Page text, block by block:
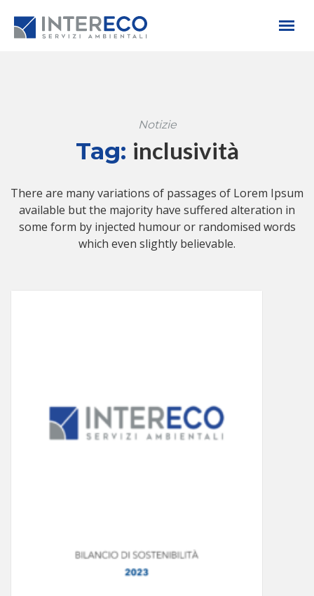
Notizie
Tag: inclusività
There are many variations of passages of Lorem Ipsum
available but the majority have suffered alteration in
some form by injected humour or randomised words
which even slightly believable.